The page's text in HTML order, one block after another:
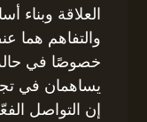
العلاقة وبناء
والتفاهم هما
خصوصًا في
يساهمان في
إن التواصل